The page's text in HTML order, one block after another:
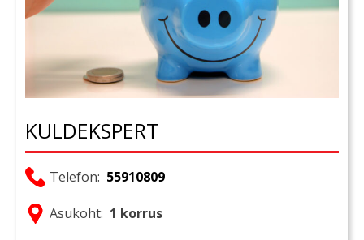
KULDEKSPERT
Telefon: 55910809
Asukoht: 1 korrus